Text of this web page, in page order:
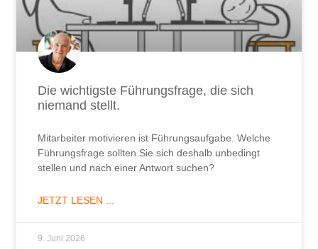
Die wichtigste Führungsfrage, die sich
niemand stellt.
Mitarbeiter motivieren ist Führungsaufgabe. Welche
Führungsfrage sollten Sie sich deshalb unbedingt
stellen und nach einer Antwort suchen?
JETZT LESEN ...
9. Juni 2026